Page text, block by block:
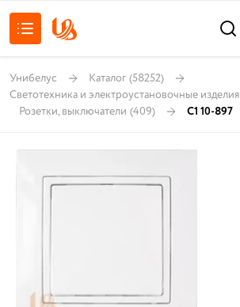
Унибелус Каталог (58252)
Светотехника и электроустановочные изделия
Розетки, выключатели (409) С1 10-897